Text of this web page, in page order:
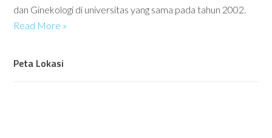
dan Ginekologi di universitas yang sama pada tahun 2002.
Read More »
Peta Lokasi